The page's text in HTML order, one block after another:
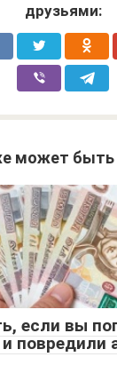
друзьями:
может быть
если вы
повредили